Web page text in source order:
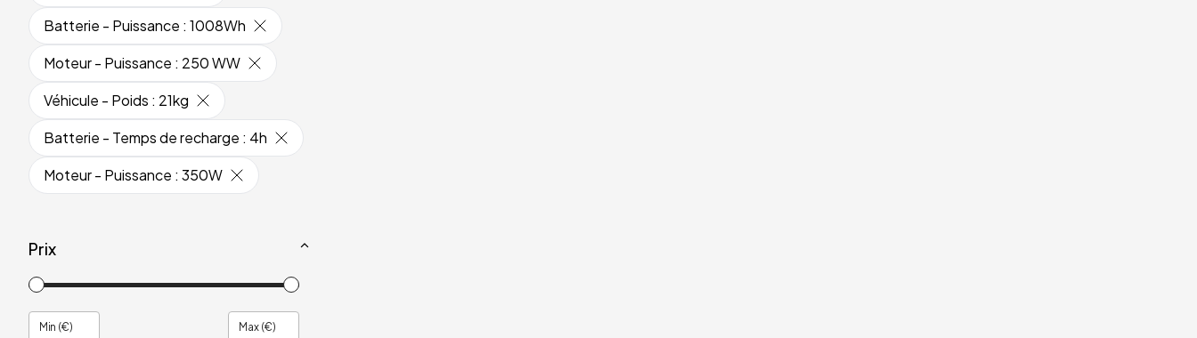
Batterie - Puissance : 1008Wh
Moteur - Puissance : 250 WW
Véhicule - Poids : 21kg
Batterie - Temps de recharge : 4h
Moteur - Puissance : 350W
Prix
Min (€) Max (€)